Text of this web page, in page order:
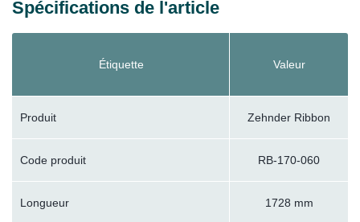
Spécifications de l'article
Étiquette Valeur
Produit Zehnder Ribbon
Code produit RB-170-060
Longueur 1728 mm